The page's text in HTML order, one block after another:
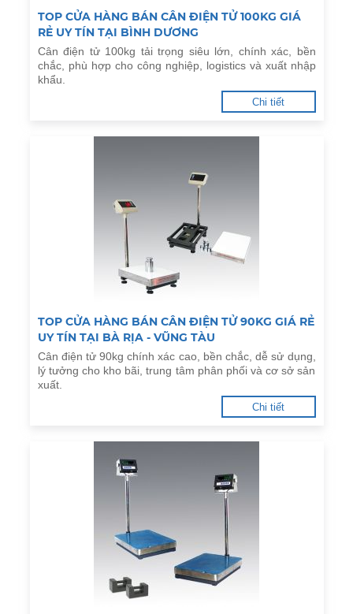
TOP CỬA HÀNG BÁN CÂN ĐIỆN TỬ 100KG GIÁ
RẺ UY TÍN TẠI BÌNH DƯƠNG
Cân điện tử 100kg tải trọng siêu lớn, chính xác, bền
chắc, phù hợp cho công nghiệp, logistics và xuất nhập
khẩu.
Chi tiết
TOP CỬA HÀNG BÁN CÂN ĐIỆN TỬ 90KG GIÁ RẺ
UY TÍN TẠI BÀ RỊA - VŨNG TÀU
Cân điện tử 90kg chính xác cao, bền chắc, dễ sử dụng,
lý tưởng cho kho bãi, trung tâm phân phối và cơ sở sản
xuất.
Chi tiết